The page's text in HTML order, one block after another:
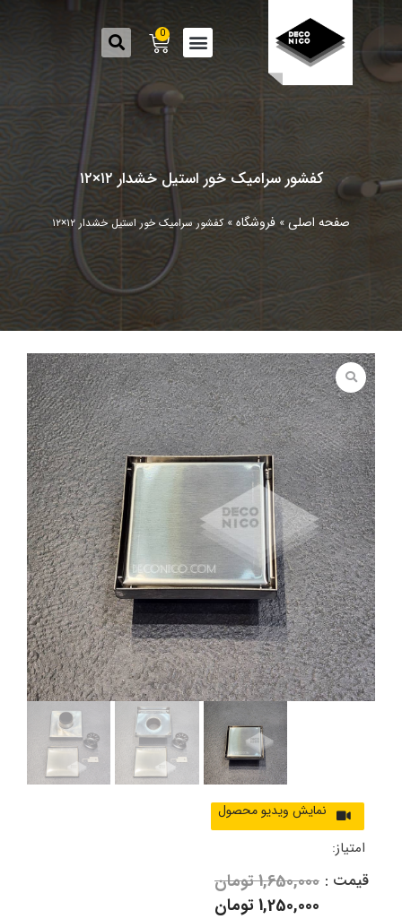
0
کفشور سرامیک خور استیل خشدار ۱۲×۱۲
صفحه اصلی » فروشگاه »کفشور سرامیک خور استیل خشدار ۱۲×۱۲
امتیاز:
قیمت : 1,650,000تومان
1,250,000تومان